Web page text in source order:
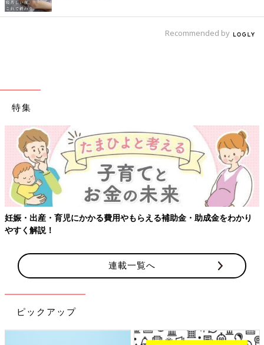
Recommended by
特集
妊娠・出産・育児にかかる費用やもらえる補助金・助成金をわかり
やすく解説！
連載一覧へ
ピックアップ